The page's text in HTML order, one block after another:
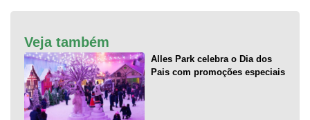
Veja também
Alles Park celebra o Dia dos
Pais com promoções especiais